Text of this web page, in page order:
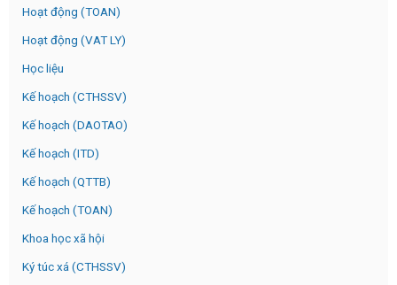
Hoạt động (TOAN)
Hoạt động (VAT LY)
Học liệu
Kế hoạch (CTHSSV)
Kế hoạch (DAOTAO)
Kế hoạch (ITD)
Kế hoạch (QTTB)
Kế hoạch (TOAN)
Khoa học xã hội
Ký túc xá (CTHSSV)